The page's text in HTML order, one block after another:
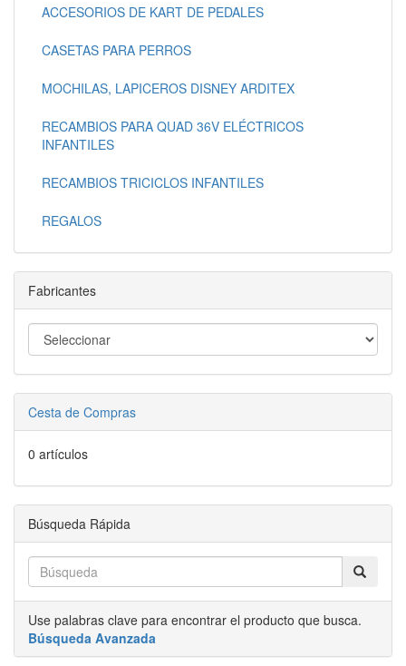
ACCESORIOS DE KART DE PEDALES
CASETAS PARA PERROS
MOCHILAS, LAPICEROS DISNEY ARDITEX
RECAMBIOS PARA QUAD 36V ELÉCTRICOS
INFANTILES
RECAMBIOS TRICICLOS INFANTILES
REGALOS
Fabricantes
Cesta de Compras
0 artículos
Búsqueda Rápida
Use palabras clave para encontrar el producto que busca.
Búsqueda Avanzada